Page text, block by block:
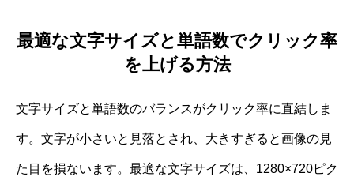
最適な文字サイズと単語数でクリック率
を上げる方法
文字サイズと単語数のバランスがクリック率に直結しま
す。文字が小さいと見落とされ、大きすぎると画像の見
た目を損ないます。最適な文字サイズは、1280×720ピク